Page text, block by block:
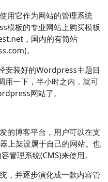
用它作为网站的管理系统
模板的专业网站上购买模板
，国内的有简站
)。
安装好的Wordpress主题目
用一下，半小时之内，就可
网站了。
的博客平台，用户可以在支
上架设属于自己的网站。也
管理系统(CMS)来使用。
，并逐步演化成一款内容管